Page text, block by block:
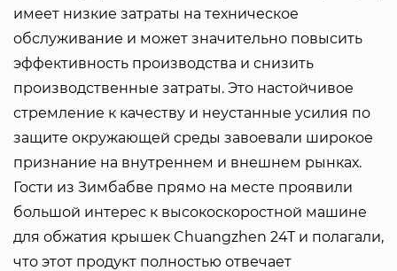
имеет низкие затраты на техническое
обслуживание и может значительно повысить
эффективность производства и снизить
производственные затраты. Это настойчивое
стремление к качеству и неустанные усилия по
защите окружающей среды завоевали широкое
признание на внутреннем и внешнем рынках.
Гости из Зимбабве прямо на месте проявили
большой интерес к высокоскоростной машине
для обжатия крышек Chuangzhen 24T и полагали,
что этот продукт полностью отвечает